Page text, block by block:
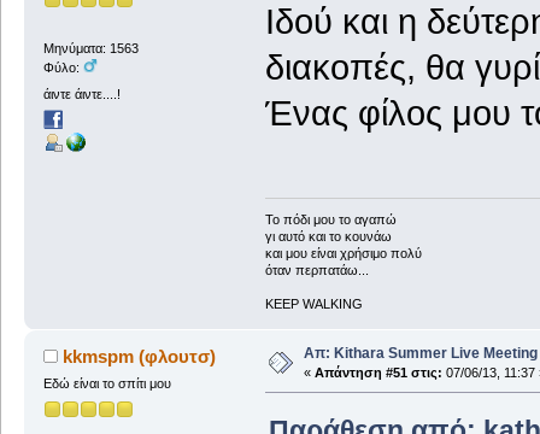
Μηνύματα: 1563
Φύλο:
άιντε άιντε....!
Ιδού και η
διακοπές, θα
Ένας φίλος μου
To πόδι μου το αγαπώ
γι αυτό και το κουνάω
και μου είναι χρήσιμο πολύ
όταν περπατάω...
KEEP WALKING
kkmspm (φλουτσ)
Εδώ είναι το σπίτι μου
Απ: Kithara Summer Live Meeting
« Απάντηση #51 στις: 07/06/13, 11:37